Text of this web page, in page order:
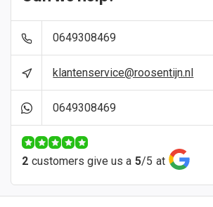
0649308469
klantenservice@roosentijn.nl
0649308469
2 customers give us a 5/5 at